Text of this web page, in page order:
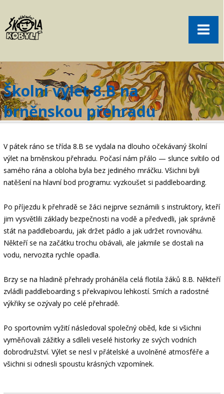
Aktuality
Volný čas
Kontakt
žákovská knížka
objednání obědů
Menu
Školní výlet 8.B na
brněnskou přehradu
V pátek ráno se třída 8.B se vydala na dlouho očekávaný školní
výlet na brněnskou přehradu. Počasí nám přálo — slunce svítilo od
samého rána a obloha byla bez jediného mráčku. Všichni byli
natěšení na hlavní bod programu: vyzkoušet si paddleboarding.
Po příjezdu k přehradě se žáci nejprve seznámili s instruktory, kteří
jim vysvětlili základy bezpečnosti na vodě a předvedli, jak správně
stát na paddleboardu, jak držet pádlo a jak udržet rovnováhu.
Někteří se na začátku trochu obávali, ale jakmile se dostali na
vodu, nervozita rychle opadla.
Brzy se na hladině přehrady proháněla celá flotila žáků 8.B. Někteří
zvládli paddleboarding s překvapivou lehkostí. Smích a radostné
výkřiky se ozývaly po celé přehradě.
Po sportovním vyžití následoval společný oběd, kde si všichni
vyměňovali zážitky a sdíleli veselé historky ze svých vodních
dobrodružství. Výlet se nesl v přátelské a uvolněné atmosféře a
všichni si odnesli spoustu krásných vzpomínek.